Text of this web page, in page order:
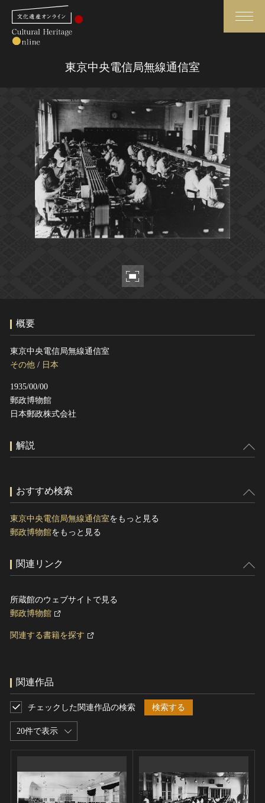
さらに詳細検索
カテゴリで見る
世界遺産と無形文化遺産
動画で見る無形の文化財
媒体資料・関連記事等
博物館、美術館の皆さまへ
文化庁よりご挨拶
今月のみどころ
ヘルプ
文化遺産データベース
国指定文化財等データベース
東京中央電信局無線通信室
概要
東京中央電信局無線通信室
その他 / 日本
1935/00/00
郵政博物館
日本郵政株式会社
解説
おすすめ検索
東京中央電信局無線通信室をもっと見る
郵政博物館をもっと見る
関連リンク
所蔵館のウェブサイトで見る
郵政博物館
関連する書籍を探す
関連作品
20件で表示
チェックした関連作品の検索 検索する